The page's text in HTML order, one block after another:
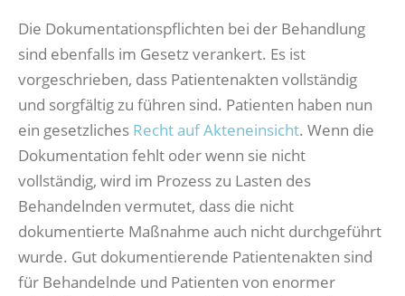
Die Dokumentationspflichten bei der Behandlung
sind ebenfalls im Gesetz verankert. Es ist
vorgeschrieben, dass Patientenakten vollständig
und sorgfältig zu führen sind. Patienten haben nun
ein gesetzliches Recht auf Akteneinsicht. Wenn die
Dokumentation fehlt oder wenn sie nicht
vollständig, wird im Prozess zu Lasten des
Behandelnden vermutet, dass die nicht
dokumentierte Maßnahme auch nicht durchgeführt
wurde. Gut dokumentierende Patientenakten sind
für Behandelnde und Patienten von enormer